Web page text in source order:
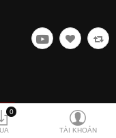
0
TÀI KHOẢN